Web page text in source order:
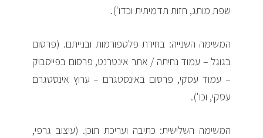
שפת מותג, חזות תדמיתית וכדו').
המשימה השנייה: בחירת פלטפורמות ובנייתם. (פרסום
בגוגל – עמוד נחיתה / אתר אינטרנט, פרסום בפייסבוק
– עמוד עסקי, פרסום באינסטגרם – ערוץ אינסטגרם
עסקי, וכו').
המשימה השלישית: כתיבה ועריכת תוכן. (עיצוב גרפי,